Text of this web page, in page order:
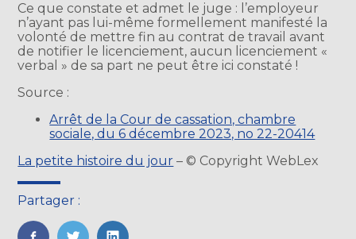
Ce que constate et admet le juge : l’employeur
n’ayant pas lui-même formellement manifesté la
volonté de mettre fin au contrat de travail avant
de notifier le licenciement, aucun licenciement «
verbal » de sa part ne peut être ici constaté !
Source :
Arrêt de la Cour de cassation, chambre
sociale, du 6 décembre 2023, no 22-20414
La petite histoire du jour – © Copyright WebLex
Partager :